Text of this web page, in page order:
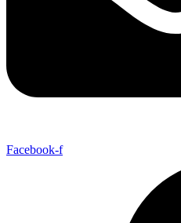
Facebook-f